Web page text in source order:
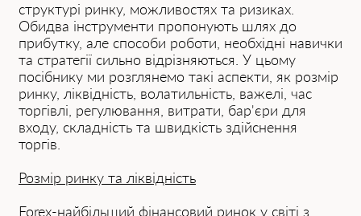
структурі ринку, можливостях та ризиках.
Обидва інструменти пропонують шлях до
прибутку, але способи роботи, необхідні навички
та стратегії сильно відрізняються. У цьому
посібнику ми розглянемо такі аспекти, як розмір
ринку, ліквідність, волатильність, важелі, час
торгівлі, регулювання, витрати, бар'єри для
входу, складність та швидкість здійснення
торгів.
Розмір ринку та ліквідність
Forex-найбільший фінансовий ринок у світі з